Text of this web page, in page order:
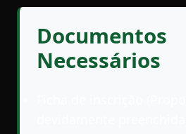
Documentos
Necessários